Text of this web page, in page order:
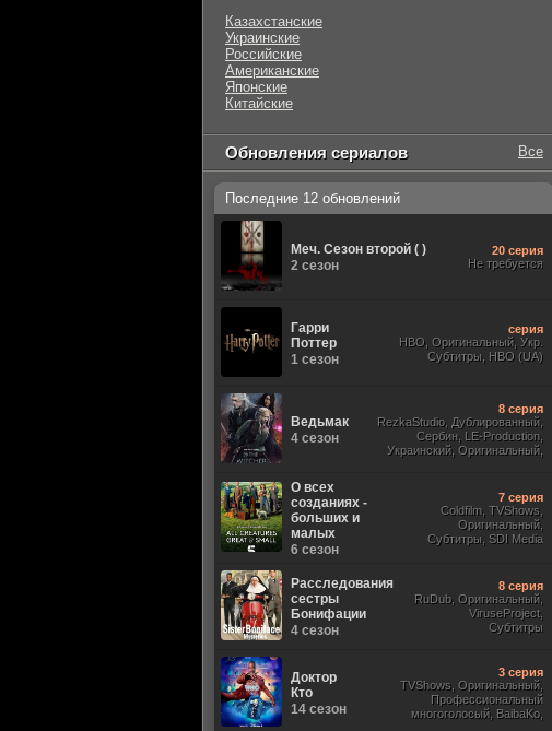
Казахстанские
Украинские
Российские
Американские
Японские
Китайские
Обновления сериалов Все
Последние 12 обновлений
Меч. Сезон второй ( )
2 сезон
20 серия
Не требуется
Гарри
Поттер
1 сезон
серия
HBO, Оригинальный, Укр.
Субтитры, HBO (UA)
Ведьмак
4 сезон
8 серия
RezkaStudio, Дублированный,
Сербин, LE-Production,
Украинский, Оригинальный,
О всех
созданиях -
больших и
малых
6 сезон
7 серия
Coldfilm, TVShows,
Оригинальный,
Субтитры, SDI Media
Расследования
сестры
Бонифации
4 сезон
8 серия
RuDub, Оригинальный,
ViruseProject,
Субтитры
Доктор
Кто
14 сезон
3 серия
TVShows, Оригинальный,
Профессиональный
многоголосый, BaibaKo,